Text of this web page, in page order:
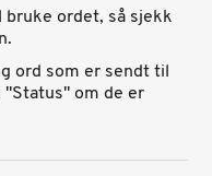
bruke ordet, så sjekk
ord som er sendt til
om de er